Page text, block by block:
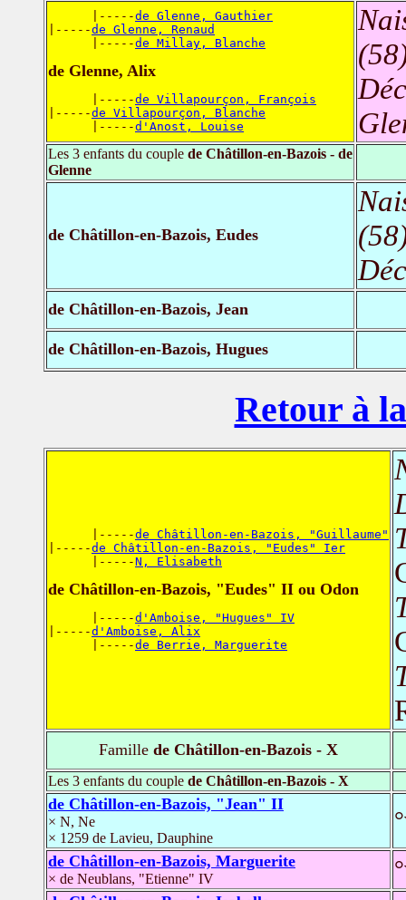
      |-----
de Glenne, Gauthier
|-----de Glenne, Renaud
      |-----
de Millay, Blanche
de Glenne, Alix
      |-----
de Villapourçon, François
|-----de Villapourçon, Blanche
      |-----
d'Anost, Louise
Les 3 enfants du couple de Châtillon-en-Bazois - de
Glenne
de Châtillon-en-Bazois, Eudes
de Châtillon-en-Bazois, Jean
de Châtillon-en-Bazois, Hugues
Retour à
      |-----
de Châtillon-en-Bazois, "Guillaume"
|-----de Châtillon-en-Bazois, "Eudes" Ier
      |-----
N, Elisabeth
de Châtillon-en-Bazois, "Eudes" II ou Odon
      |-----
d'Amboise, "Hugues" IV
|-----d'Amboise, Alix
      |-----
de Berrie, Marguerite
Famille de Châtillon-en-Bazois - X
Les 3 enfants du couple de Châtillon-en-Bazois - X
de Châtillon-en-Bazois, "Jean" II
× N, Ne
× 1259 de Lavieu, Dauphine
de Châtillon-en-Bazois, Marguerite
× de Neublans, "Etienne" IV